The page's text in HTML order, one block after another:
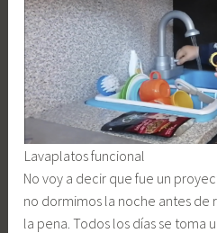
Lavaplatos funcional
No voy a decir que fue un
no dormimos la noche antes
la pena. Todos los días se toma